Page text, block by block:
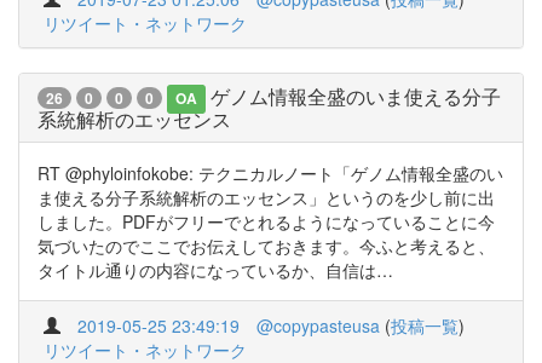
リツイート・ネットワーク
26 0 0 0 OA
ゲノム情報全盛のいま使える分子
系統解析のエッセンス
RT @phyloinfokobe: テクニカルノート「ゲノム情報全盛のい
ま使える分子系統解析のエッセンス」というのを少し前に出
しました。PDFがフリーでとれるようになっていることに今
気づいたのでここでお伝えしておきます。今ふと考えると、
タイトル通りの内容になっているか、自信は…
2019-05-25 23:49:19 @copypasteusa (投稿一覧)
リツイート・ネットワーク